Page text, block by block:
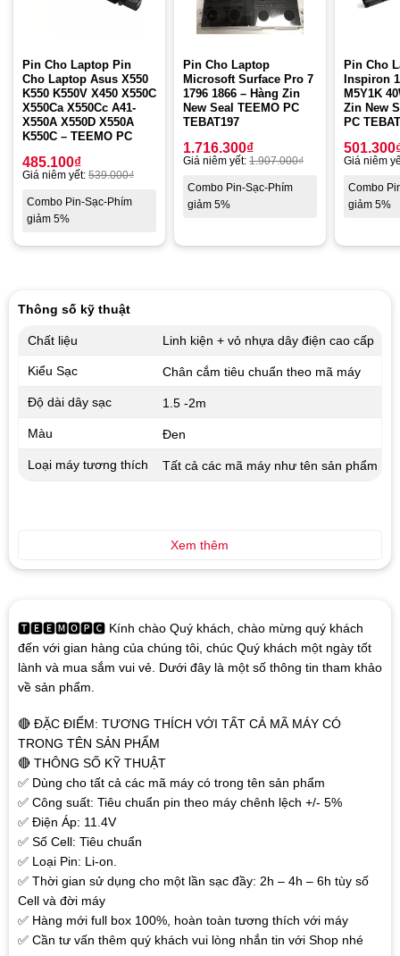
Pin Cho Laptop Pin
Cho Laptop Asus X550
K550 K550V X450 X550C
X550Ca X550Cc A41-
X550A X550D X550A
K550C – TEEMO PC
485.100₫
Giá niêm yết: 539.000₫
Combo Pin-Sạc-Phím
giảm 5%
Pin Cho Laptop
Microsoft Surface Pro 7
1796 1866 – Hàng Zin
New Seal TEEMO PC
TEBAT197
1.716.300₫
Giá niêm yết: 1.907.000₫
Combo Pin-Sạc-Phím
giảm 5%
Pin Cho
Inspiron
M5Y1K
Zin New
PC
501.300
Giá niêm
Combo
giảm 5%
🆃🅴🅴🅼🅾🅿🅲 Kính chào Quý khách, chào mừng quý khách
đến với gian hàng của chúng tôi, chúc Quý khách một ngày tốt
lành và mua sắm vui vẻ. Dưới đây là một số thông tin tham khảo
về sản phẩm.
🔴 ĐẶC ĐIỂM: TƯƠNG THÍCH VỚI TẤT CẢ MÃ MÁY CÓ
TRONG TÊN SẢN PHẨM
🔴 THÔNG SỐ KỸ THUẬT
✅ Dùng cho tất cả các mã máy có trong tên sản phẩm
✅ Công suất: Tiêu chuẩn pin theo máy chênh lệch +/- 5%
✅ Điện Áp: 11.4V
✅ Số Cell: Tiêu chuẩn
✅ Loại Pin: Li-on.
✅ Thời gian sử dụng cho một lần sạc đầy: 2h – 4h – 6h tùy số
Cell và đời máy
✅ Hàng mới full box 100%, hoàn toàn tương thích với máy
✅ Cần tư vấn thêm quý khách vui lòng nhắn tin với Shop nhé
Thông số kỹ thuật
Chất liệu Linh kiện + vỏ nhựa dây điện cao cấp
Kiểu Sạc Chân cắm tiêu chuẩn theo mã máy
Độ dài dây sạc 1.5 -2m
Màu Đen
Loại máy tương thích Tất cả các mã máy như tên sản phẩm
Xem thêm